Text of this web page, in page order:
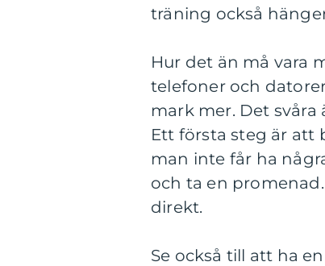
träning också
Hur det än må vara
telefoner och
mark mer. Det
Ett första steg är att
man inte får ha
och ta en
direkt.
Se också till att ha